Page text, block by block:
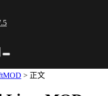
> 正文